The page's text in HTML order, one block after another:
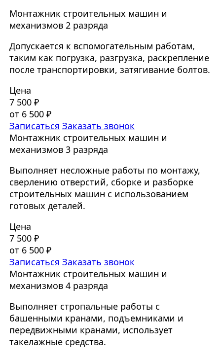
Монтажник строительных машин и
механизмов 2 разряда
Допускается к вспомогательным работам,
таким как погрузка, разгрузка, раскрепление
после транспортировки, затягивание болтов.
Цена
7 500 ₽
от 6 500 ₽
Записаться Заказать звонок
Монтажник строительных машин и
механизмов 3 разряда
Выполняет несложные работы по монтажу,
сверлению отверстий, сборке и разборке
строительных машин с использованием
готовых деталей.
Цена
7 500 ₽
от 6 500 ₽
Записаться Заказать звонок
Монтажник строительных машин и
механизмов 4 разряда
Выполняет стропальные работы с
башенными кранами, подъемниками и
передвижными кранами, использует
такелажные средства.